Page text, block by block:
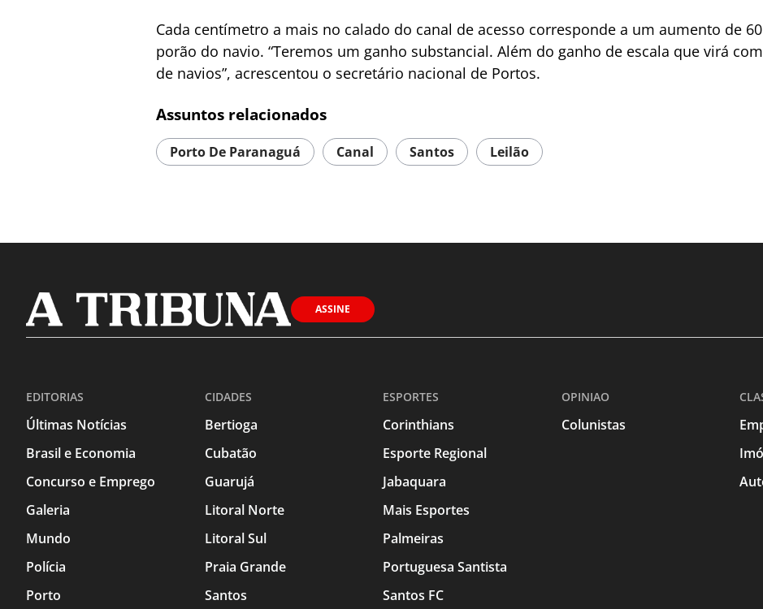
Cada centímetro a mais no calado do canal de acesso corresponde a um aumento de
porão do navio. “Teremos um ganho substancial. Além do ganho de escala que virá
de navios”, acrescentou o secretário nacional de Portos.
Assuntos relacionados
Porto De Paranaguá Canal Santos Leilão
ASSINE
EDITORIAS
Últimas Notícias
Brasil e Economia
Concurso e Emprego
Galeria
Mundo
Polícia
Porto
CIDADES
Bertioga
Cubatão
Guarujá
Litoral Norte
Litoral Sul
Praia Grande
Santos
ESPORTES
Corinthians
Esporte Regional
Jabaquara
Mais Esportes
Palmeiras
Portuguesa Santista
Santos FC
OPINIAO
Colunistas